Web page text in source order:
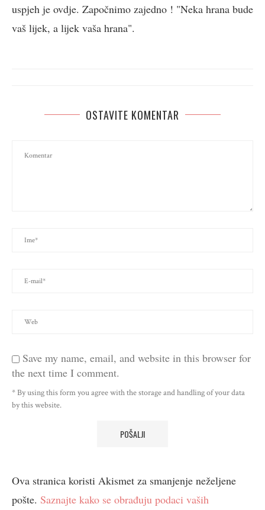
uspjeh je ovdje. Započnimo zajedno ! "Neka hrana bude
vaš lijek, a lijek vaša hrana".
OSTAVITE KOMENTAR
Save my name, email, and website in this browser for
the next time I comment.
* By using this form you agree with the storage and handling of your data
by this website.
Ova stranica koristi Akismet za smanjenje neželjene
pošte. Saznajte kako se obrađuju podaci vaših